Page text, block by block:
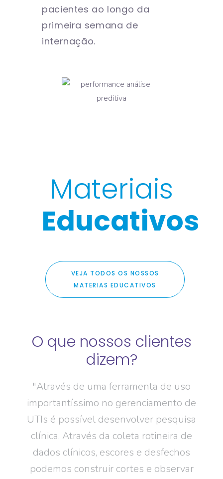
pacientes ao longo da
primeira semana de
internação.
Materiais
Educativos
VEJA TODOS OS NOSSOS
MATERIAS EDUCATIVOS
O que nossos clientes
dizem?
"Através de uma ferramenta de uso
importantíssimo no gerenciamento de
UTIs é possível desenvolver pesquisa
clínica. Através da coleta rotineira de
dados clínicos, escores e desfechos
podemos construir cortes e observar